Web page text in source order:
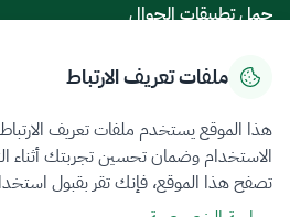
حمل تطبيقات الجوال
سياسة الخصوصيةشروط الاستخدامخريطة الموقع
جميع الحقوق محفوظة 2026 © ZATCA.GOV.SA
ملفات تعريف الارتباط
هذا الموقع يستخدم ملفات تعريف
الاستخدام وضمان تحسين تجربتك أثناء
تصفح هذا الموقع، فإنك تقر بقبول